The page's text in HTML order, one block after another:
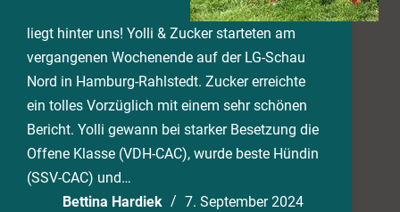
liegt hinter uns! Yolli & Zucker starteten am
vergangenen Wochenende auf der LG-Schau
Nord in Hamburg-Rahlstedt. Zucker erreichte
ein tolles Vorzüglich mit einem sehr schönen
Bericht. Yolli gewann bei starker Besetzung die
Offene Klasse (VDH-CAC), wurde beste Hündin
(SSV-CAC) und…
Bettina Hardiek
7. September 2024